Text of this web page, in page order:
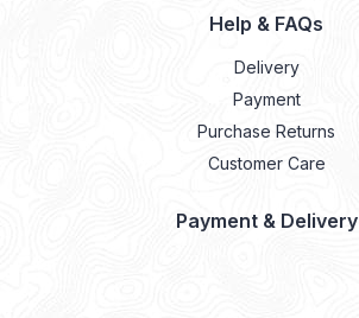
Help & FAQs
Delivery
Payment
Purchase Returns
Customer Care
Payment & Delivery